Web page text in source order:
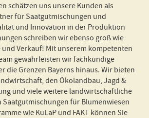
schätzen uns unsere Kunden als
für Saatgutmischungen und
und Innovation in der Produktion
schreiben wir ebenso groß wie
und Verkauf! Mit unserem kompetenten
gewährleisten wir fachkundige
die Grenzen Bayerns hinaus. Wir bieten
den Ökolandbau, Jagd &
und viele weitere landwirtschaftliche
Saatgutmischungen für Blumenwiesen
wie KuLaP und FAKT können Sie